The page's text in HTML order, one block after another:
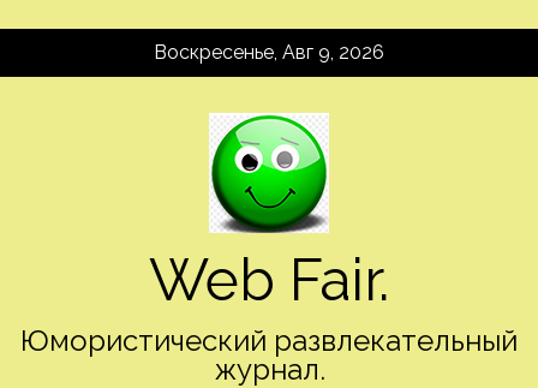
Воскресенье, Авг 9, 2026
Web Fair.
Юмористический развлекательный
журнал.